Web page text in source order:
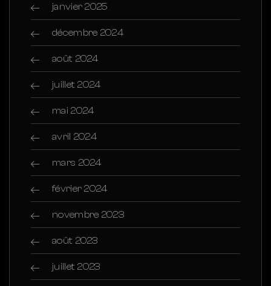
janvier 2025
décembre 2024
août 2024
juillet 2024
mai 2024
avril 2024
mars 2024
février 2024
novembre 2023
août 2023
juillet 2023